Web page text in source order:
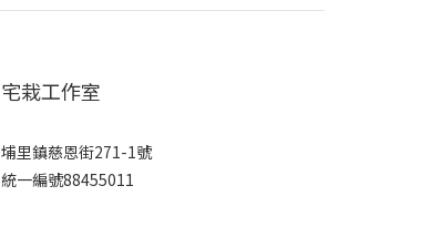
宅栽工作室
埔里鎮慈恩街271-1號
統一編號88455011